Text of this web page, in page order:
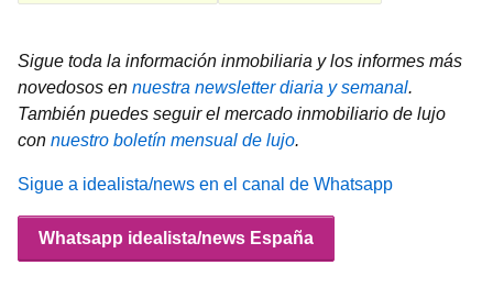
Sigue toda la información inmobiliaria y los informes más
novedosos en nuestra newsletter diaria y semanal.
También puedes seguir el mercado inmobiliario de lujo
con nuestro boletín mensual de lujo.
Sigue a idealista/news en el canal de Whatsapp
Whatsapp idealista/news España